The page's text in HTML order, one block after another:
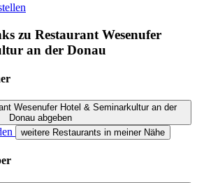
zu Restaurant Wesenufer
an der Donau
Wesenufer Hotel & Seminarkultur an der
Donau abgeben
weitere Restaurants in meiner Nähe